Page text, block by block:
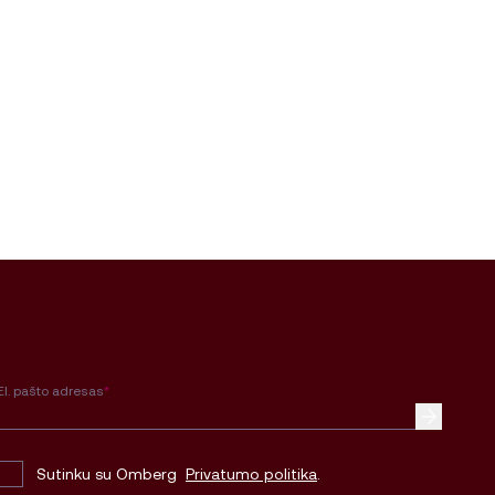
pašto adresas*
Sutinku su Omberg Privatumo politika.